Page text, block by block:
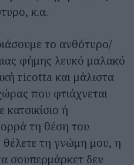
κ.α.
το ανθότυρο/
φήμης λευκό μαλακό
ricotta και μάλιστα
που φτιάχνεται
ή
τη θέση του
θέλετε τη γνώμη μου, η
σουπερμάρκετ δεν